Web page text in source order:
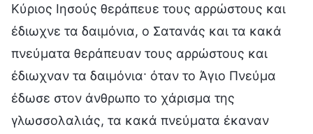
Κύριος Ιησούς θεράπευε τους αρρώστους και
έδιωχνε τα δαιμόνια, ο Σατανάς και τα κακά
πνεύματα θεράπευαν τους αρρώστους και
έδιωχναν τα δαιμόνια· όταν το Άγιο Πνεύμα
έδωσε στον άνθρωπο το χάρισμα της
γλωσσολαλιάς, τα κακά πνεύματα έκαναν